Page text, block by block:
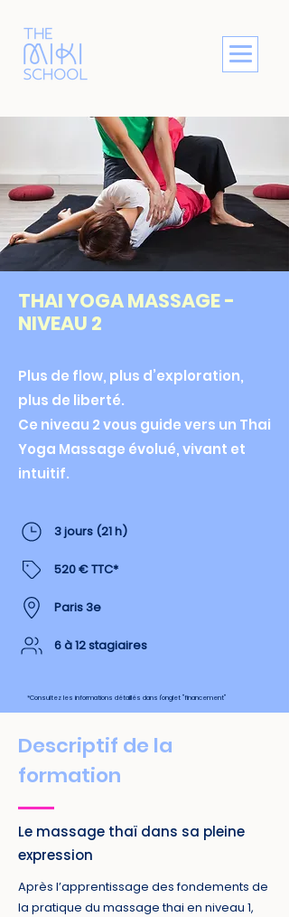
THAI YOGA MASSAGE -
NIVEAU 2
Plus de flow, plus d’exploration,
plus de liberté.
Ce niveau 2 vous guide vers un Thai
Yoga Massage évolué, vivant et
intuitif.
3 jours (21 h)
520 € TTC*
Paris 3e
6 à 12 stagiaires
*Consultez les informations détaillés dans l'onglet "financement"
Descriptif de la
formation
Le massage thaï dans sa pleine
expression
Après l’apprentissage des fondements de
la pratique du massage thai en niveau 1,